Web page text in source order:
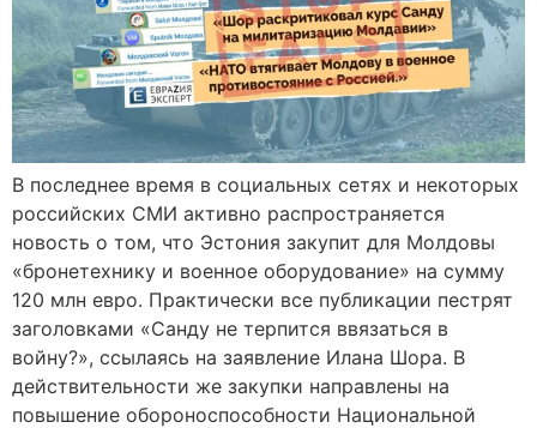
В последнее время в социальных сетях и некоторых
российских СМИ активно распространяется
новость о том, что Эстония закупит для Молдовы
«бронетехнику и военное оборудование» на сумму
120 млн евро. Практически все публикации пестрят
заголовками «Санду не терпится ввязаться в
войну?», ссылаясь на заявление Илана Шора. В
действительности же закупки направлены на
повышение обороноспособности Национальной